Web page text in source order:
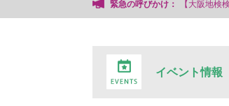
緊急の呼びかけ：
【大阪地検検事正による女性検事への性的暴行事
イベント情報